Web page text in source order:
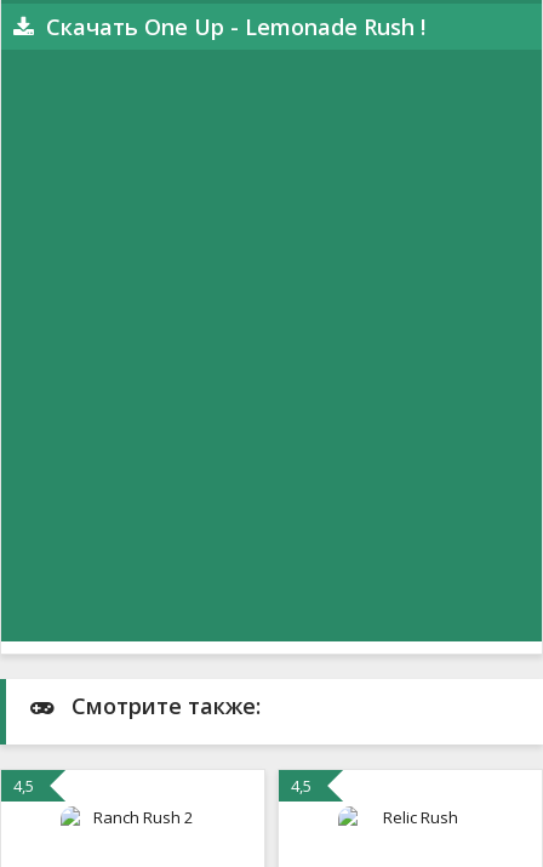
Скачать One Up - Lemonade Rush !
Смотрите также:
4,5 4,5